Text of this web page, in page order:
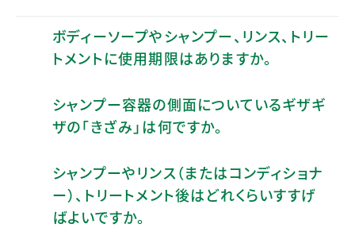
ボディーソープやシャンプー、リンス、トリー
トメントに使用期限はありますか。
シャンプー容器の側面についているギザギ
ザの「きざみ」は何ですか。
シャンプーやリンス（またはコンディショナ
ー）、トリートメント後はどれくらいすすげ
ばよいですか。